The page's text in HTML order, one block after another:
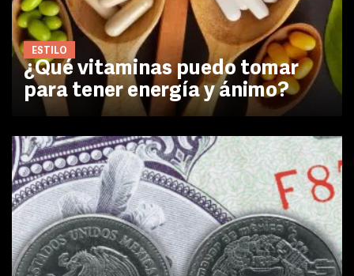
ESTILO
¿Qué vitaminas puedo tomar
para tener energía y ánimo?